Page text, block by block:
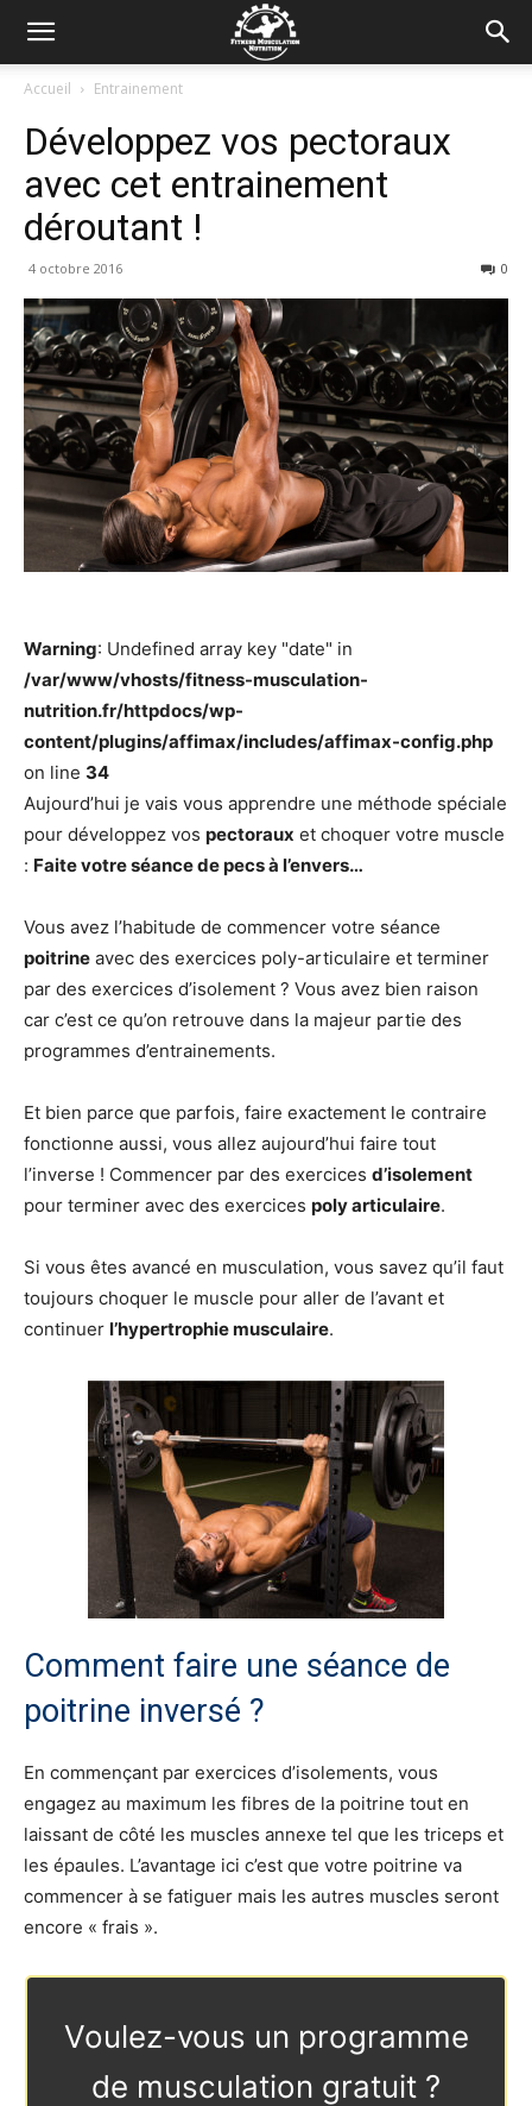
Accueil Entrainement
Développez vos pectoraux
avec cet entrainement
déroutant !
4 octobre 2016 0
Warning: Undefined array key "date" in
/var/www/vhosts/fitness-musculation-
nutrition.fr/httpdocs/wp-
content/plugins/affimax/includes/affimax-config.php
on line 34
Aujourd’hui je vais vous apprendre une méthode spéciale
pour développez vos pectoraux et choquer votre muscle
: Faite votre séance de pecs à l’envers…
Vous avez l’habitude de commencer votre séance
poitrine avec des exercices poly-articulaire et terminer
par des exercices d’isolement ? Vous avez bien raison
car c’est ce qu’on retrouve dans la majeur partie des
programmes d’entrainements.
Et bien parce que parfois, faire exactement le contraire
fonctionne aussi, vous allez aujourd’hui faire tout
l’inverse ! Commencer par des exercices d’isolement
pour terminer avec des exercices poly articulaire.
Si vous êtes avancé en musculation, vous savez qu’il faut
toujours choquer le muscle pour aller de l’avant et
continuer l’hypertrophie musculaire.
Comment faire une séance de
poitrine inversé ?
En commençant par exercices d’isolements, vous
engagez au maximum les fibres de la poitrine tout en
laissant de côté les muscles annexe tel que les triceps et
les épaules. L’avantage ici c’est que votre poitrine va
commencer à se fatiguer mais les autres muscles seront
encore « frais ».
Voulez-vous un programme
de musculation gratuit ?